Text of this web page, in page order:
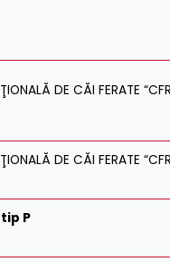
DE CĂI FERATE
DE CĂI FERATE
P